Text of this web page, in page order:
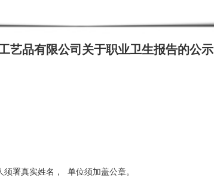
艺品有限公司关于职业卫生报告的公示
署真实姓名， 单位须加盖公章。